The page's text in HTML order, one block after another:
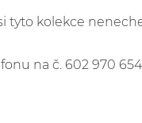
tyto kolekce
na č. 602 970